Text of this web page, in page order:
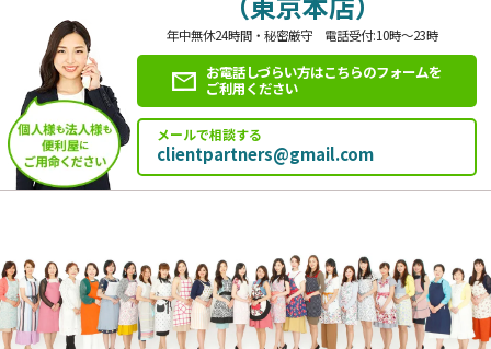
年中無休24時間・秘密厳守 電話受付:10時～23時
お電話しづらい方はこちらのフォームを
ご利用ください
メールで相談する
clientpartners@gmail.com